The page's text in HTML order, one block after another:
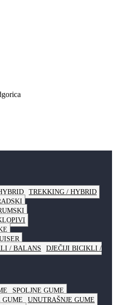
TREKKING / HYBRID
DJEČIJI BICIKLI /
SPOLJNE GUME
UNUTRAŠNJE GUME